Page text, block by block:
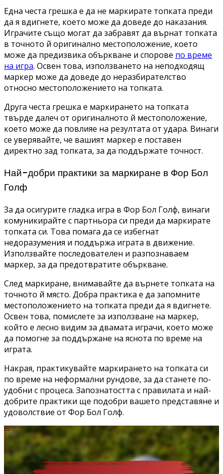
Една честа грешка е да не маркирате топката преди
да я вдигнете, което може да доведе до наказания.
Играчите също могат да забравят да върнат топката
в точното й оригинално местоположение, което
може да предизвика объркване и спорове по време
на игра. Освен това, използването на неподходящ
маркер може да доведе до неразбирателство
относно местоположението на топката.
Друга честа грешка е маркирането на топката
твърде далеч от оригиналното й местоположение,
което може да повлияе на резултата от удара. Винаги
се уверявайте, че вашият маркер е поставен
директно зад топката, за да поддържате точност.
Най-добри практики за маркиране в Фор Бол
Голф
За да осигурите гладка игра в Фор Бол Голф, винаги
комуникирайте с партньора си преди да маркирате
топката си. Това помага да се избегнат
недоразумения и поддържа играта в движение.
Използвайте последователен и разпознаваем
маркер, за да предотвратите объркване.
След маркиране, внимавайте да върнете топката на
точното й място. Добра практика е да запомните
местоположението на топката преди да я вдигнете.
Освен това, помислете за използване на маркер,
който е лесно видим за двамата играчи, което може
да помогне за поддържане на яснота по време на
играта.
Накрая, практикувайте маркирането на топката си
по време на неформални рундове, за да станете по-
удобни с процеса. Запознатостта с правилата и най-
добрите практики ще подобри вашето представяне и
удоволствие от Фор Бол Голф.